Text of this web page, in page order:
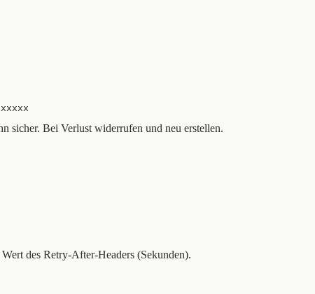
sicher. Bei Verlust widerrufen und neu erstellen.
des Retry-After-Headers (Sekunden).